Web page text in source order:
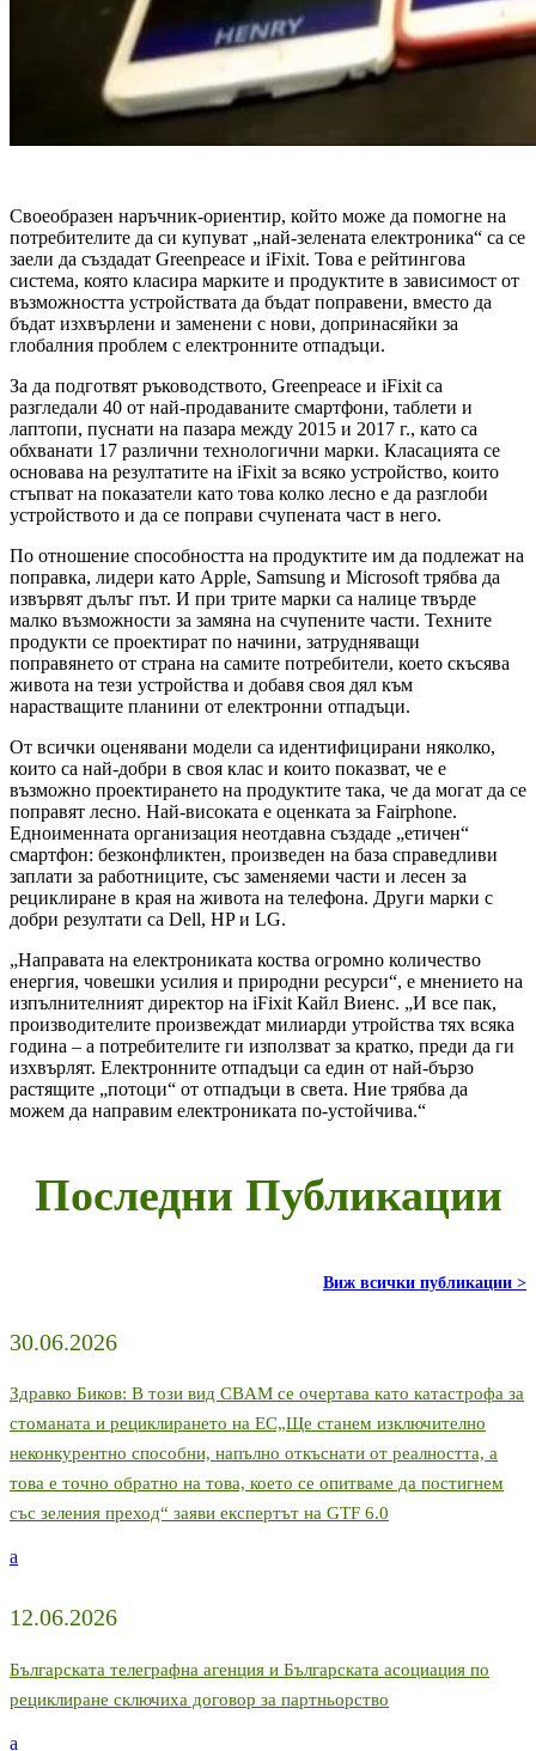
Своеобразен наръчник-ориентир, който може да помогне на
потребителите да си купуват „най-зелената електроника“ са се
заели да създадат Greenpeace и iFixit. Това е рейтингова
система, която класира марките и продуктите в зависимост от
възможността устройствата да бъдат поправени, вместо да
бъдат изхвърлени и заменени с нови, допринасяйки за
глобалния проблем с електронните отпадъци.
За да подготвят ръководството, Greenpeace и iFixit са
разгледали 40 от най-продаваните смартфони, таблети и
лаптопи, пуснати на пазара между 2015 и 2017 г., като са
обхванати 17 различни технологични марки. Класацията се
основава на резултатите на iFixit за всяко устройство, които
стъпват на показатели като това колко лесно е да разглоби
устройството и да се поправи счупената част в него.
По отношение способността на продуктите им да подлежат на
поправка, лидери като Apple, Samsung и Microsoft трябва да
извървят дълъг път. И при трите марки са налице твърде
малко възможности за замяна на счупените части. Техните
продукти се проектират по начини, затрудняващи
поправянето от страна на самите потребители, което скъсява
живота на тези устройства и добавя своя дял към
нарастващите планини от електронни отпадъци.
От всички оценявани модели са идентифицирани няколко,
които са най-добри в своя клас и които показват, че е
възможно проектирането на продуктите така, че да могат да се
поправят лесно. Най-високата е оценката за Fairphone.
Едноименната организация неотдавна създаде „етичен“
смартфон: безконфликтен, произведен на база справедливи
заплати за работниците, със заменяеми части и лесен за
рециклиране в края на живота на телефона. Други марки с
добри резултати са Dell, HP и LG.
„Направата на електрониката коства огромно количество
енергия, човешки усилия и природни ресурси“, е мнението на
изпълнителният директор на iFixit Кайл Виенс. „И все пак,
производителите произвеждат милиарди утройства тях всяка
година – а потребителите ги използват за кратко, преди да ги
изхвърлят. Електронните отпадъци са един от най-бързо
растящите „потоци“ от отпадъци в света. Ние трябва да
можем да направим електрониката по-устойчива.“
Последни Публикации
Виж всички публикации >
30.06.2026
Здравко Биков: В този вид CBAM се очертава като катастрофа за
стоманата и рециклирането на ЕС„Ще станем изключително
неконкурентно способни, напълно откъснати от реалността, а
това е точно обратно на това, което се опитваме да постигнем
със зеления преход“ заяви експертът на GTF 6.0
a
12.06.2026
Българската телеграфна агенция и Българската асоциация по
рециклиране сключиха договор за партньорство
a